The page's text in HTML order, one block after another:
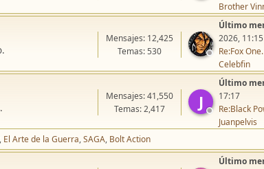
Brother
Mensajes: 12,425
Temas: 530
Último
2026, 11:15
Re:Fox
Celebfin
J
Mensajes: 41,550
Temas: 2,417
Último
17:17
Re:Black
Juanpelvis
El Arte de la Guerra SAGA Bolt Action
Último